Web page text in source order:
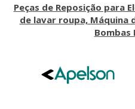
Peças de Reposição para
de lavar roupa, Máquina
Bombas